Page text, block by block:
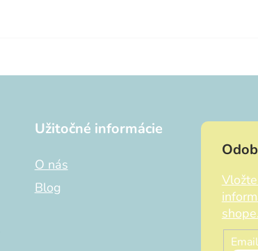
Užitočné informácie
O nás
Blog
shope.
Email